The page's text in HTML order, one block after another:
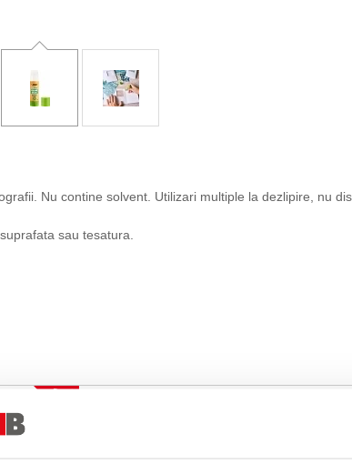
Nu contine solvent. Utilizari multiple la dezlipire, nu
sau tesatura.